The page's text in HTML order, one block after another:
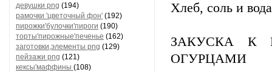
девушки png (194)
рамочки 'цветочный фон' (192)
пирожки'булочки'пироги (190)
торты'пирожные'печенье (162)
заготовки,элементы png (129)
пейзажи png (121)
кексы'маффины (108)
Хлеб, соль и
ЗАКУСКА К
ОГУРЦАМИ